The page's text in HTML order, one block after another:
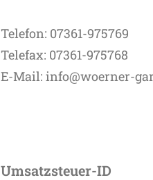
Telefon: 07361-975769
Telefax: 07361-975768
E-Mail: info@woerner-
Umsatzsteuer-ID